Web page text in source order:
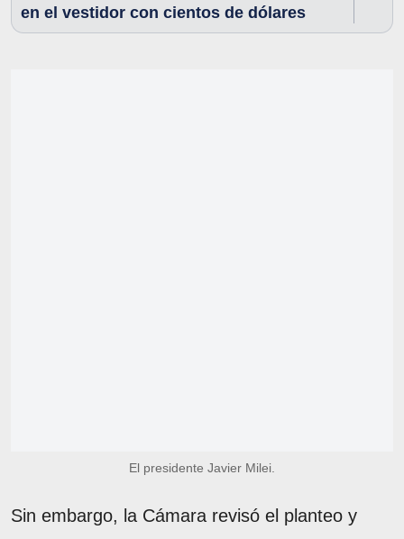
en el vestidor con cientos de dólares
El presidente Javier Milei.
Sin embargo, la Cámara revisó el planteo y